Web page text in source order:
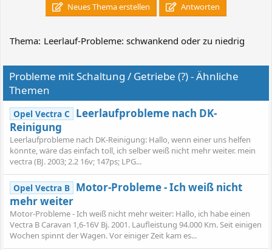
n
e
:
Neues Thema erstellen Antworten
Thema: Leerlauf-Probleme: schwankend oder zu niedrig
Probleme mit Schaltung / Getriebe (?) - Ähnliche
Themen
Opel Vectra C
Leerlaufprobleme nach DK-
Reinigung
Leerlaufprobleme nach DK-Reinigung: Hallo, wenn einer uns helfen
könnte, wäre das einfach toll, ich selber weiß nicht mehr weiter. mein
vectra (BJ. 2003; 2.2 16v; 147ps; LPG...
Opel Vectra B Motor-Probleme - Ich weiß nicht
mehr weiter
Motor-Probleme - Ich weiß nicht mehr weiter: Hallo, ich habe einen
Vectra B Caravan 1,6-16V Bj. 2001. Laufleistung 94.000 Km. Seit einigen
Wochen spinnt der Wagen. Vor einiger Zeit kam es...